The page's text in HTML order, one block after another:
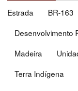
Estrada BR-163
Desenvolvimento
Madeira
Terra Indígena